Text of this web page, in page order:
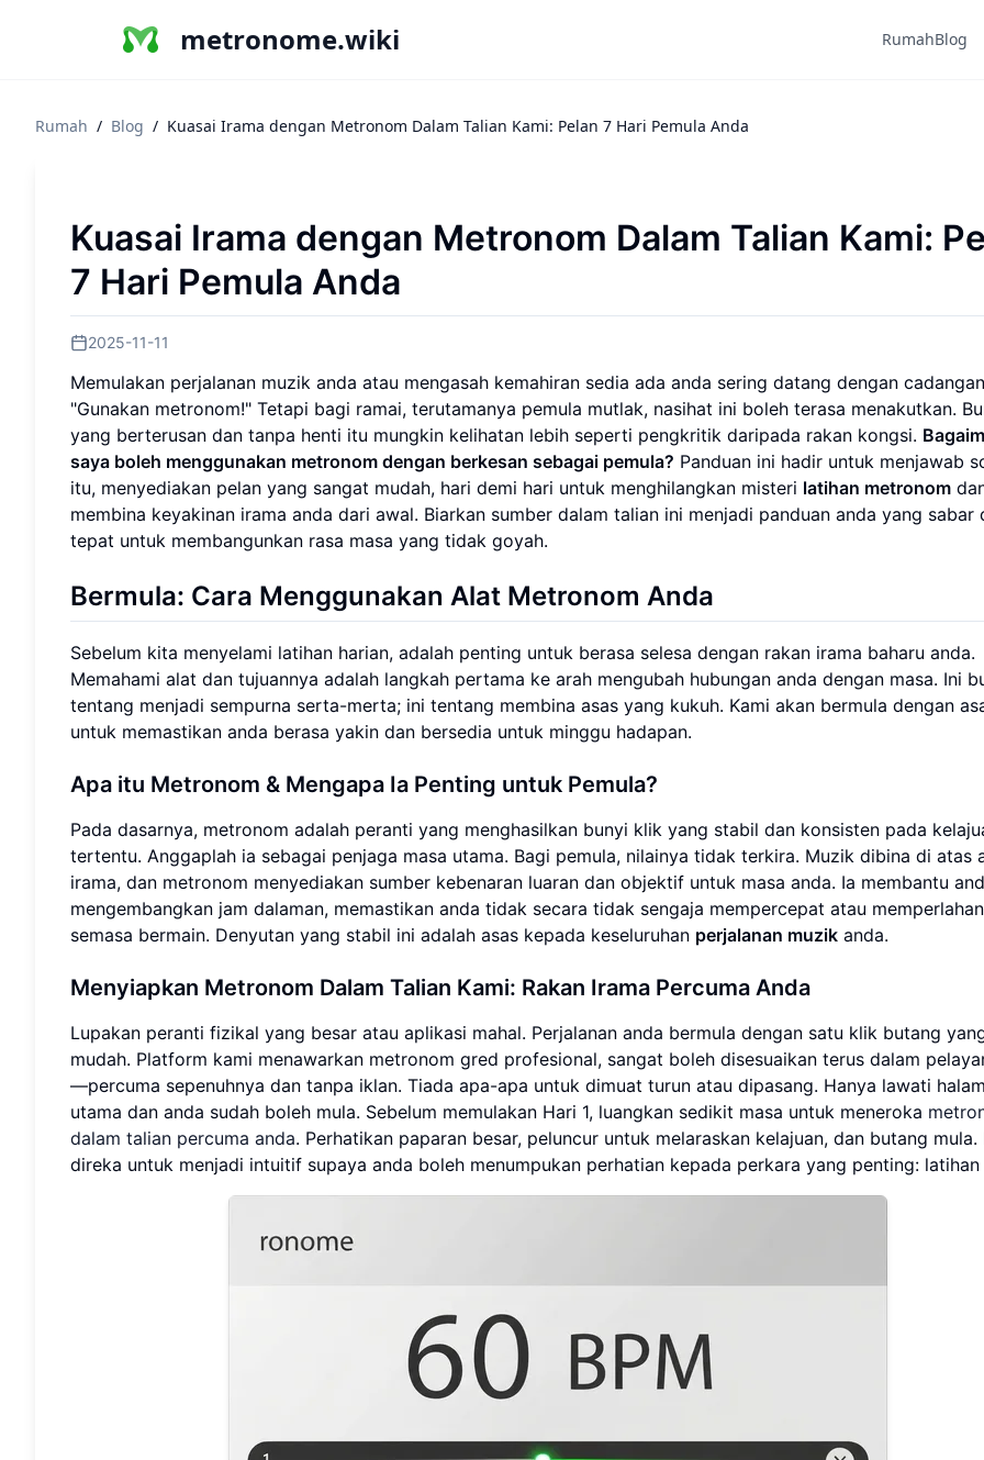
metronome.wiki RumahBlog
Rumah / Blog / Kuasai Irama dengan Metronom Dalam Talian Kami: Pelan 7 Hari Pemula Anda
Kuasai Irama dengan Metronom Dalam Talian Kami:
7 Hari Pemula Anda
2025-11-11
Memulakan perjalanan muzik anda atau mengasah kemahiran sedia ada anda sering datang dengan
"Gunakan metronom!" Tetapi bagi ramai, terutamanya pemula mutlak, nasihat ini boleh terasa menakutkan.
yang berterusan dan tanpa henti itu mungkin kelihatan lebih seperti pengkritik daripada rakan kongsi.
saya boleh menggunakan metronom dengan berkesan sebagai pemula? Panduan ini hadir untuk menjawab
itu, menyediakan pelan yang sangat mudah, hari demi hari untuk menghilangkan misteri latihan metronom
membina keyakinan irama anda dari awal. Biarkan sumber dalam talian ini menjadi panduan anda yang sabar
tepat untuk membangunkan rasa masa yang tidak goyah.
Bermula: Cara Menggunakan Alat Metronom Anda
Sebelum kita menyelami latihan harian, adalah penting untuk berasa selesa dengan rakan irama baharu anda.
Memahami alat dan tujuannya adalah langkah pertama ke arah mengubah hubungan anda dengan masa. Ini
tentang menjadi sempurna serta-merta; ini tentang membina asas yang kukuh. Kami akan bermula dengan
untuk memastikan anda berasa yakin dan bersedia untuk minggu hadapan.
Apa itu Metronom & Mengapa Ia Penting untuk Pemula?
Pada dasarnya, metronom adalah peranti yang menghasilkan bunyi klik yang stabil dan konsisten pada
tertentu. Anggaplah ia sebagai penjaga masa utama. Bagi pemula, nilainya tidak terkira. Muzik dibina di atas
irama, dan metronom menyediakan sumber kebenaran luaran dan objektif untuk masa anda. Ia membantu
mengembangkan jam dalaman, memastikan anda tidak secara tidak sengaja mempercepat atau
semasa bermain. Denyutan yang stabil ini adalah asas kepada keseluruhan perjalanan muzik anda.
Menyiapkan Metronom Dalam Talian Kami: Rakan Irama Percuma Anda
Lupakan peranti fizikal yang besar atau aplikasi mahal. Perjalanan anda bermula dengan satu klik butang
mudah. Platform kami menawarkan metronom gred profesional, sangat boleh disesuaikan terus dalam
—percuma sepenuhnya dan tanpa iklan. Tiada apa-apa untuk dimuat turun atau dipasang. Hanya lawati
utama dan anda sudah boleh mula. Sebelum memulakan Hari 1, luangkan sedikit masa untuk meneroka
dalam talian percuma anda. Perhatikan paparan besar, peluncur untuk melaraskan kelajuan, dan butang mula.
direka untuk menjadi intuitif supaya anda boleh menumpukan perhatian kepada perkara yang penting: latihan